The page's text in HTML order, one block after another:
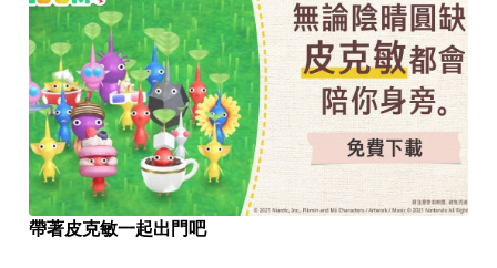
帶著皮克敏一起出門吧